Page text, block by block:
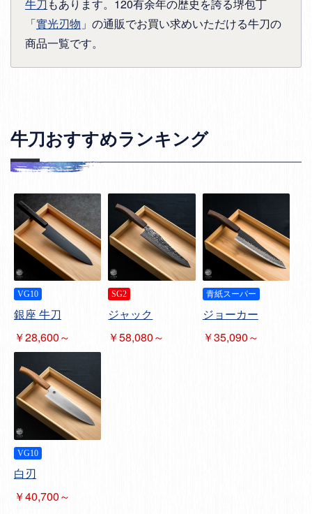
牛刀 もあります。120有余年の歴史を誇る堺包丁
「實光刃物 」の通販でお買い求めいただける牛刀の
商品一覧です。
牛刀おすすめランキング
VG10
銀座 牛刀
￥28,600～
SG2
ジャック
￥58,080～
青紙スーパー
ジョーカー
￥35,090～
VG10
白刃
￥40,700～